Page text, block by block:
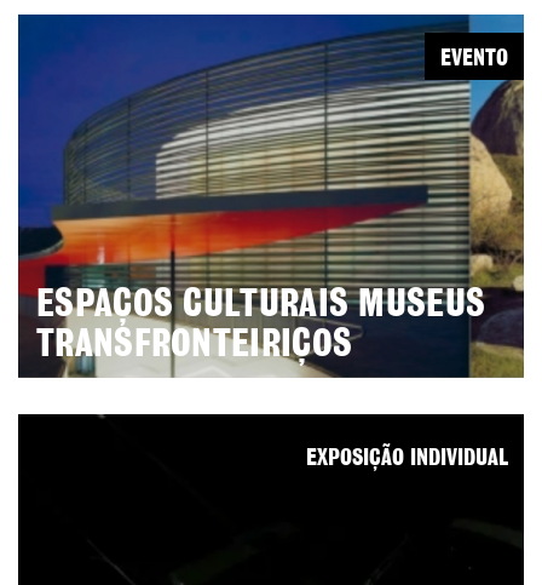
ESPAÇOS CULTURAIS MUSEUS
TRANSFRONTEIRIÇOS
EVENTO
EXPOSIÇÃO INDIVIDUAL